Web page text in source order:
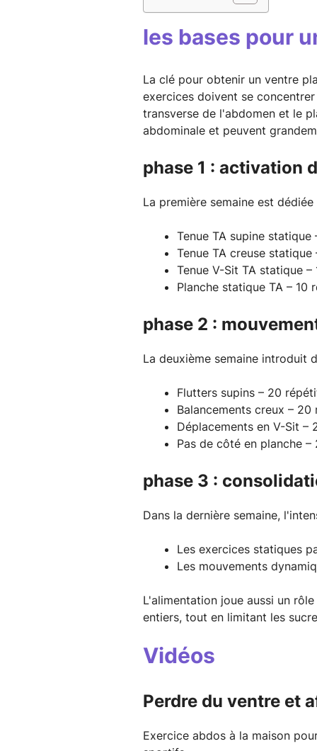
les bases pour
La clé pour obtenir un ventre
exercices doivent se
transverse de l'abdomen et le
abdominale et peuvent
phase 1 : activation
La première semaine est
Tenue TA supine
Tenue TA creuse
Tenue V-Sit TA statique
Planche statique TA –
phase 2 :
La deuxième semaine introduit
Flutters supins – 20
Balancements creux –
Déplacements en V-Sit –
Pas de côté en planche
phase 3 :
Dans la dernière semaine,
Les exercices statiques
Les mouvements
L'alimentation joue aussi un
entiers, tout en limitant les
Vidéos
Perdre du ventre et
Exercice abdos à la maison